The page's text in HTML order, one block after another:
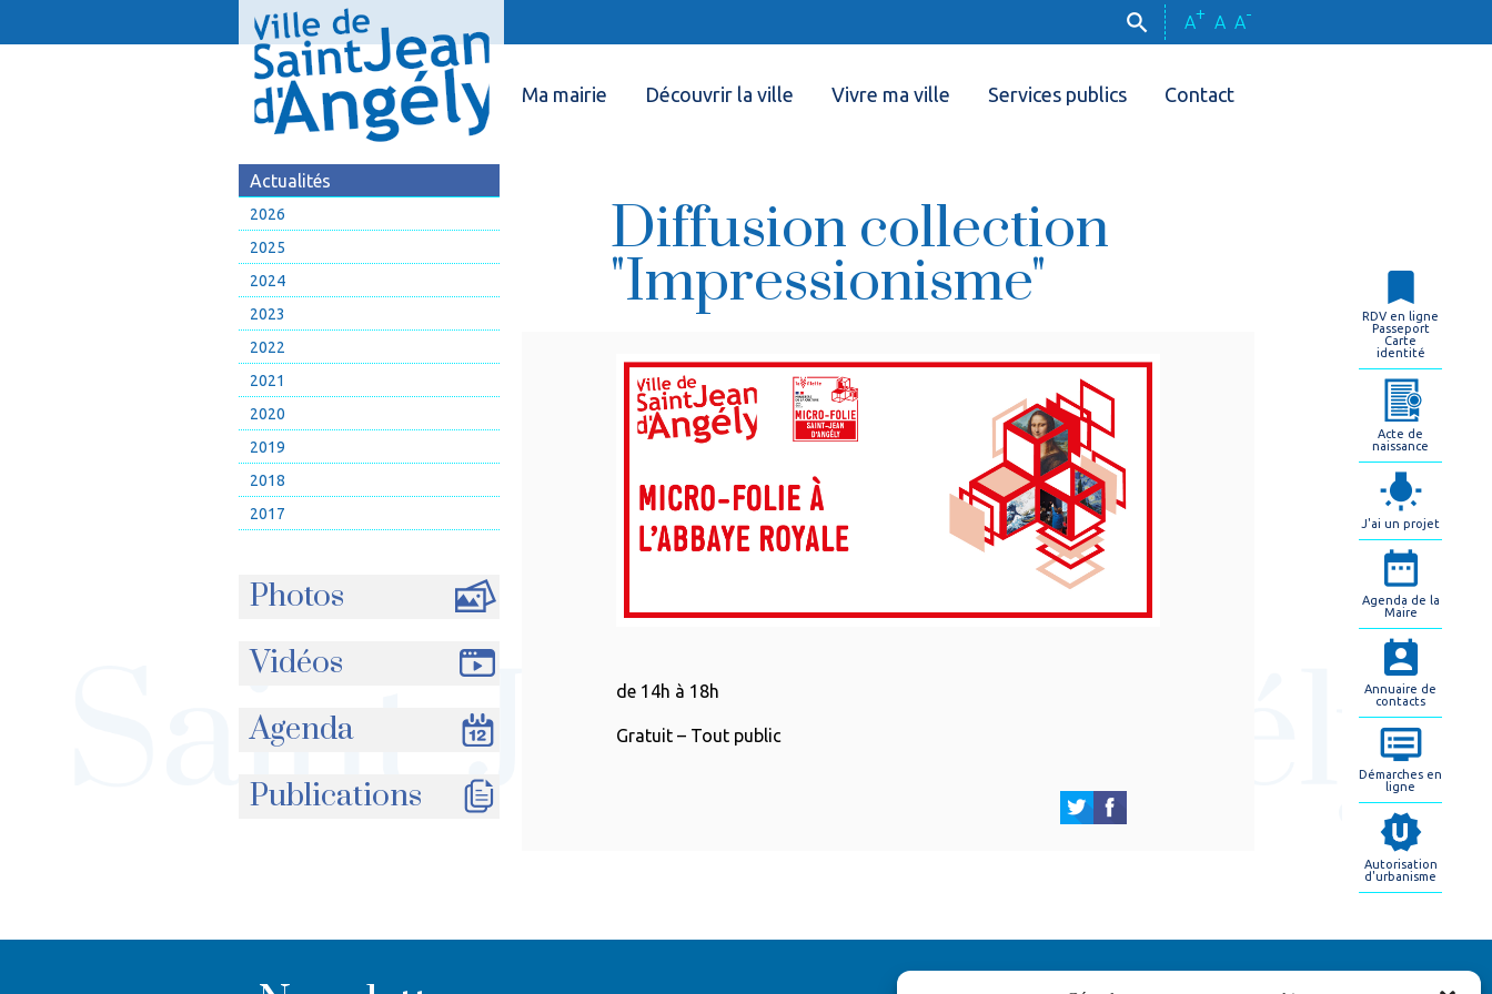
A+ A A-
Ma mairie Découvrir la ville Vivre ma ville Services publics Contact
Actualités
2026
2025
2024
2023
2022
2021
2020
2019
2018
2017
Photos
Vidéos
Agenda
Publications
Diffusion collection
"Impressionisme"
de 14h à 18h
Gratuit – Tout public
RDV en ligne
Passeport
Carte
identité
Acte de
naissance
J'ai un projet
Agenda de la
Maire
Annuaire de
contacts
Démarches en
ligne
Autorisation
d'urbanisme